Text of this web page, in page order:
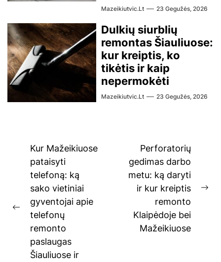
Mazeikiutvic.lt 23 Gegužės, 2026
Dulkių siurblių
remontas Šiauliuose:
kur kreiptis, ko
tikėtis ir kaip
nepermokėti
Mazeikiutvic.lt 23 Gegužės, 2026
Navigacija
tarp
įrašų
Previous
post:
Kur Mažeikiuose
pataisyti
telefoną: ką
sako vietiniai
gyventojai apie
telefonų
remonto
paslaugas
Šiauliuose ir
Perforatorių
gedimas darbo
metu: ką daryti
ir kur kreiptis
remonto
Klaipėdoje bei
Mažeikiuose